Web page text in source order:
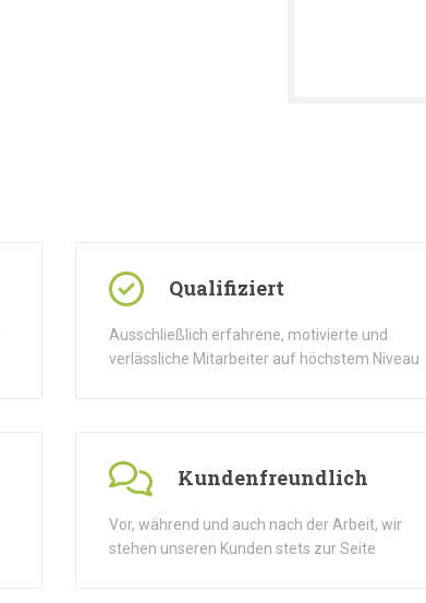
Qualifiziert
Ausschließlich erfahrene, motivierte und
verlässliche Mitarbeiter auf höchstem Niveau
Kundenfreundlich
Vor, während und auch nach der Arbeit, wir
stehen unseren Kunden stets zur Seite